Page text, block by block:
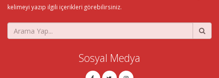
kelimeyi yazıp ilgili içerikleri görebilirsiniz.
Sosyal Medya